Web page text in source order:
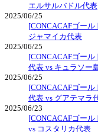
エルサルバドル代表
2025/06/25
[CONCACAFゴー
ジャマイカ代表
2025/06/25
[CONCACAFゴー
代表 vs キュラソー
2025/06/25
[CONCACAFゴー
代表 vs グアテマラ
2025/06/23
[CONCACAFゴー
vs コスタリカ代表